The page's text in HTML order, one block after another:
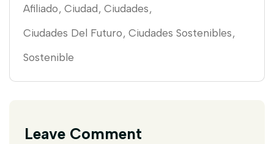
Afiliado Ciudad Ciudades
Ciudades Del Futuro Ciudades Sostenibles
Sostenible
Leave Comment